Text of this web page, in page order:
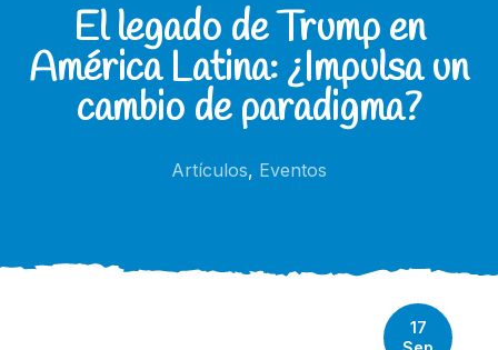
El legado de Trump en
América Latina: ¿Impulsa un
cambio de paradigma?
Artículos, Eventos
17